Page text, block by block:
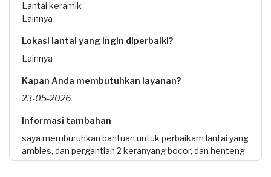
Lantai keramik
Lainnya
Lokasi lantai yang ingin diperbaiki?
Lainnya
Kapan Anda membutuhkan layanan?
23-05-2026
Informasi tambahan
saya memburuhkan bantuan untuk perbaikam lantai yang
ambles, dan pergantian 2 keranyang bocor, dan henteng
yang rembes/bocor